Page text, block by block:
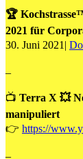
🏆
2021 für
30. Juni 2021|
–
📺 Terra X 💥
manipuliert
👉 https://
–